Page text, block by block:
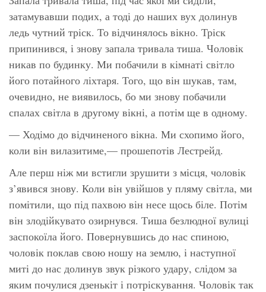
затамувавши подих, а тоді до наших вух долинув
ледь чутний тріск. То відчинялось вікно. Тріск
припинився, і знову запала тривала тиша. Чоловік
никав по будинку. Ми побачили в кімнаті світло
його потайного ліхтаря. Того, що він шукав, там,
очевидно, не виявилось, бо ми знову побачили
спалах світла в другому вікні, а потім ще в одному.
— Ходімо до відчиненого вікна. Ми схопимо його,
коли він вилазитиме,— прошепотів Лестрейд.
Але перш ніж ми встигли зрушити з місця, чоловік
з’явився знову. Коли він увійшов у пляму світла, ми
помітили, що під пахвою він несе щось біле. Потім
він злодійкувато озирнувся. Тиша безлюдної вулиці
заспокоїла його. Повернувшись до нас спиною,
чоловік поклав свою ношу на землю, і наступної
миті до нас долинув звук різкого удару, слідом за
яким почулися дзенькіт і потріскування. Чоловік так